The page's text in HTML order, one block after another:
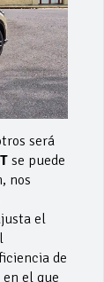
será
se puede
nos
el
de
en el que